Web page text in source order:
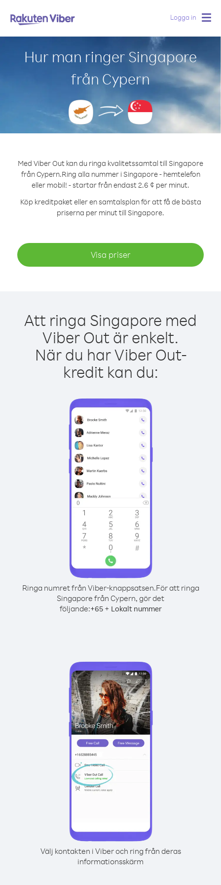
Logga in
Hur man ringer Singapore
från Cypern
Med Viber Out kan du ringa kvalitetssamtal till Singapore
från Cypern.Ring alla nummer i Singapore - hemtelefon
eller mobil! - startar från endast 2.6 ¢ per minut.
Köp kreditpaket eller en samtalsplan för att få de bästa
priserna per minut till Singapore.
Visa priser
Att ringa Singapore med
Viber Out är enkelt.
När du har Viber Out-
kredit kan du:
Ringa numret från Viber-knappsatsen.För att ringa
Singapore från Cypern, gör det
följande:+65+ Lokalt nummer
Välj kontakten i Viber och ring från deras
informationsskärm